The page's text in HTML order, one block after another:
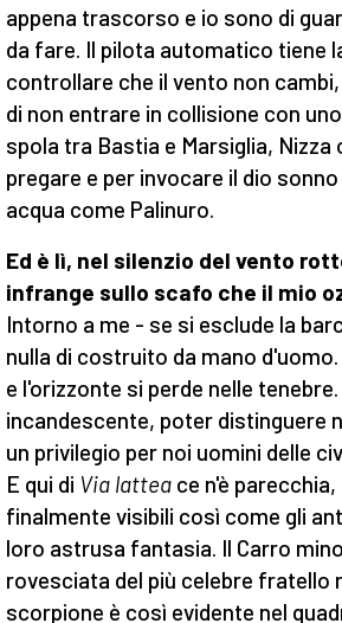
appena trascorso e io sono di
da fare. Il pilota automatico tiene
controllare che il vento non
di non entrare in collisione con
spola tra Bastia e Marsiglia, Nizza
pregare e per invocare il dio
acqua come Palinuro.
Ed è lì, nel silenzio del vento
infrange sullo scafo che il mio
Intorno a me - se si esclude la
nulla di costruito da mano
e l'orizzonte si perde nelle
incandescente, poter distinguere
un privilegio per noi uomini delle
E qui di Via lattea ce n'è
finalmente visibili così come gli
loro astrusa fantasia. Il Carro
rovesciata del più celebre fratello
scorpione è così evidente nel